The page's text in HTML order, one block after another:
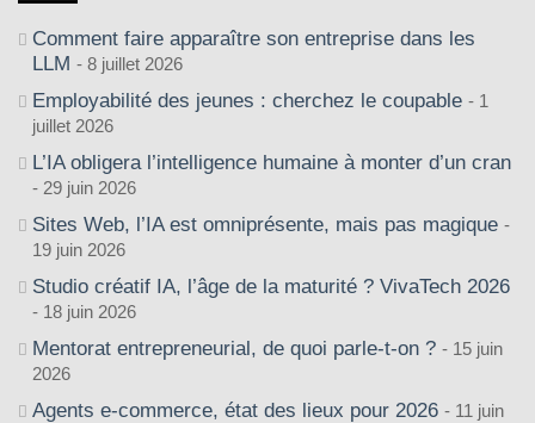
Comment faire apparaître son entreprise dans les
LLM
8 juillet 2026
Employabilité des jeunes : cherchez le coupable
1
juillet 2026
L’IA obligera l’intelligence humaine à monter d’un cran
29 juin 2026
Sites Web, l’IA est omniprésente, mais pas magique
19 juin 2026
Studio créatif IA, l’âge de la maturité ? VivaTech 2026
18 juin 2026
Mentorat entrepreneurial, de quoi parle-t-on ?
15 juin
2026
Agents e-commerce, état des lieux pour 2026
11 juin